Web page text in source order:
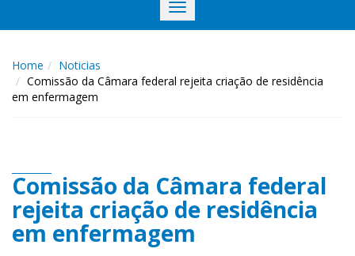
Toggle
navigation
Home
Noticias
Comissão da Câmara federal rejeita criação de residência
em enfermagem
Comissão da Câmara federal
rejeita criação de residência
em enfermagem